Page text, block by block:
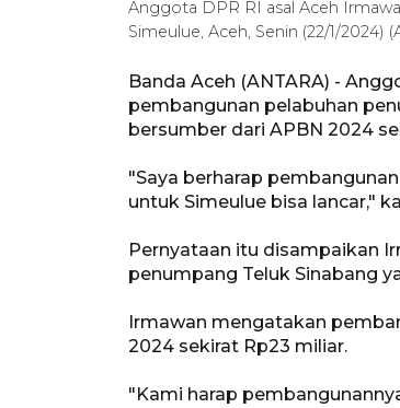
Anggota DPR RI asal Aceh
Simeulue, Aceh, Senin (22/1/2024)
Banda Aceh (ANTARA) -
pembangunan pelabuhan
bersumber dari APBN 2024
"Saya berharap
untuk Simeulue bisa lancar,"
Pernyataan itu disampaikan
penumpang Teluk Sinabang
Irmawan mengatakan
2024 sekirat Rp23 miliar.
"Kami harap